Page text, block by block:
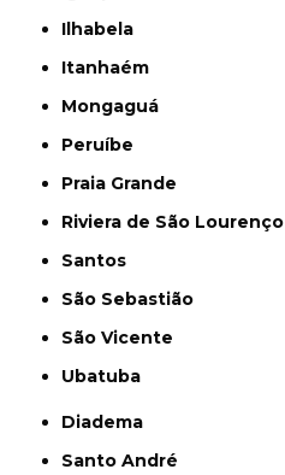
Ilhabela
Itanhaém
Mongaguá
Peruíbe
Praia Grande
Riviera de São Lourenço
Santos
São Sebastião
São Vicente
Ubatuba
Diadema
Santo André